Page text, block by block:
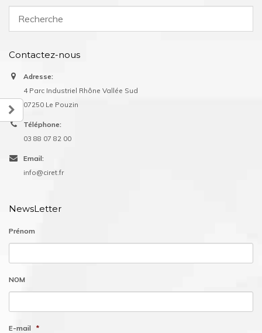
Contactez-nous
Adresse:
4 Parc Industriel Rhône Vallée Sud
07250 Le Pouzin
Téléphone:
03 88 07 82 00
Email:
info@ciret.fr
NewsLetter
Prénom
NOM
E-mail *